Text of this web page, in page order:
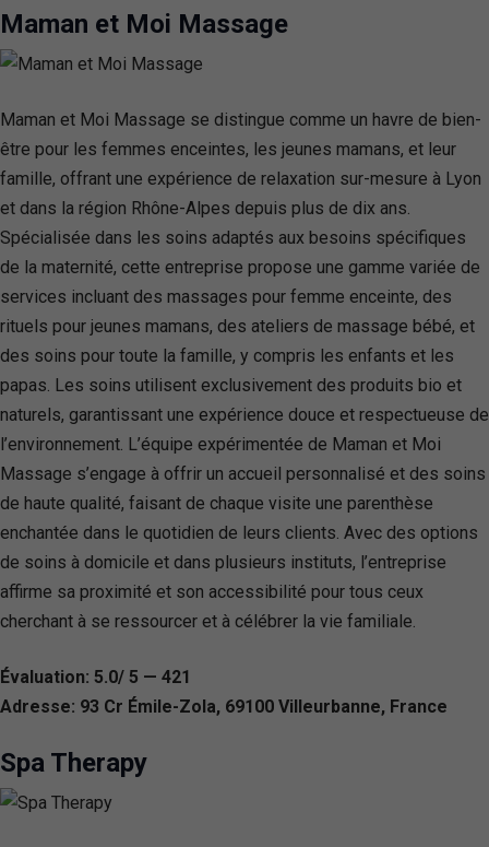
Maman et Moi Massage
Maman et Moi Massage se distingue comme un havre de bien-
être pour les femmes enceintes, les jeunes mamans, et leur
famille, offrant une expérience de relaxation sur-mesure à Lyon
et dans la région Rhône-Alpes depuis plus de dix ans.
Spécialisée dans les soins adaptés aux besoins spécifiques
de la maternité, cette entreprise propose une gamme variée de
services incluant des massages pour femme enceinte, des
rituels pour jeunes mamans, des ateliers de massage bébé, et
des soins pour toute la famille, y compris les enfants et les
papas. Les soins utilisent exclusivement des produits bio et
naturels, garantissant une expérience douce et respectueuse de
l’environnement. L’équipe expérimentée de Maman et Moi
Massage s’engage à offrir un accueil personnalisé et des soins
de haute qualité, faisant de chaque visite une parenthèse
enchantée dans le quotidien de leurs clients. Avec des options
de soins à domicile et dans plusieurs instituts, l’entreprise
affirme sa proximité et son accessibilité pour tous ceux
cherchant à se ressourcer et à célébrer la vie familiale.
Évaluation: 5.0/ 5 — 421
Adresse: 93 Cr Émile-Zola, 69100 Villeurbanne, France
Spa Therapy